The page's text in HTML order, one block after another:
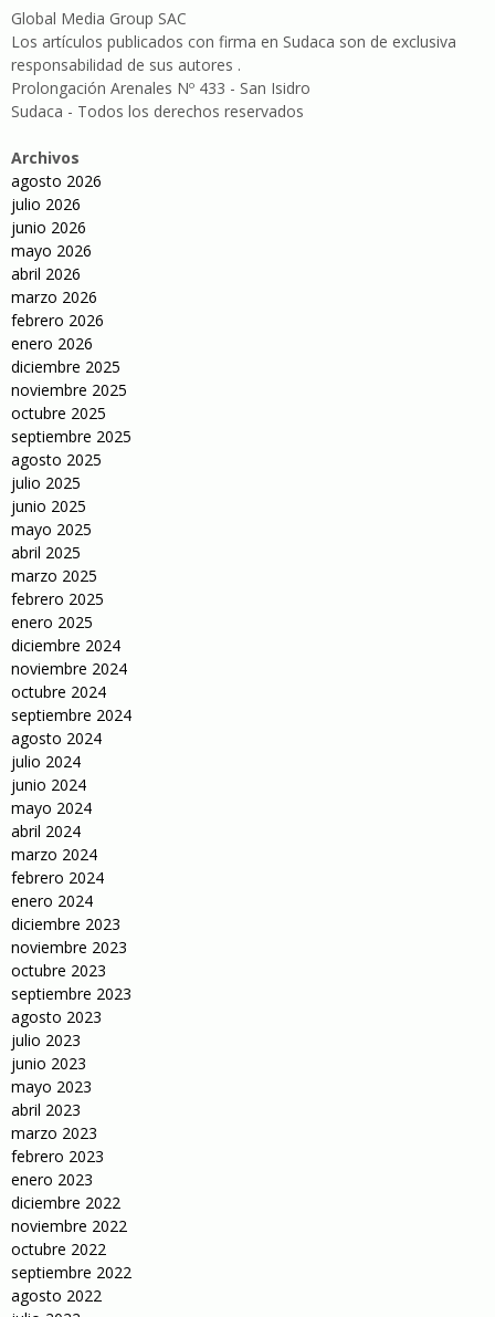
Global Media Group SAC
Los artículos publicados con firma en Sudaca son de exclusiva
responsabilidad de sus autores .
Prolongación Arenales Nº 433 - San Isidro
Sudaca - Todos los derechos reservados
Archivos
agosto 2026
julio 2026
junio 2026
mayo 2026
abril 2026
marzo 2026
febrero 2026
enero 2026
diciembre 2025
noviembre 2025
octubre 2025
septiembre 2025
agosto 2025
julio 2025
junio 2025
mayo 2025
abril 2025
marzo 2025
febrero 2025
enero 2025
diciembre 2024
noviembre 2024
octubre 2024
septiembre 2024
agosto 2024
julio 2024
junio 2024
mayo 2024
abril 2024
marzo 2024
febrero 2024
enero 2024
diciembre 2023
noviembre 2023
octubre 2023
septiembre 2023
agosto 2023
julio 2023
junio 2023
mayo 2023
abril 2023
marzo 2023
febrero 2023
enero 2023
diciembre 2022
noviembre 2022
octubre 2022
septiembre 2022
agosto 2022